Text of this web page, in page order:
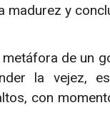
y
de un
la vejez,
con